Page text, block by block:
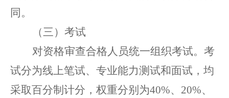
同。
（三）考试
对资格审查合格人员统一组织考试。考
试分为线上笔试、专业能力测试和面试，均
采取百分制计分，权重分别为40%、20%、